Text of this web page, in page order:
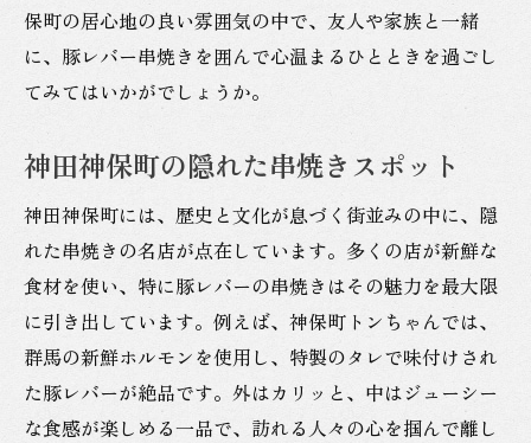
豚レバー串焼きの人気の理由を探る
神保町で楽しむ串焼きの新たな魅力
豚レバーと神保町のグルメ体験
豚レバー串焼きの美味しさを神田神保町で知る
神保町で体験する豚レバー串焼きの真髄
串焼きの極上の味わいを神田で
豚レバー串焼きの魅力を神保町で発見
神保町で出会う絶品の串焼き
豚レバーの美味しさを串焼きで楽しむ
神田神保町で味わう豚レバーの新たな発見
保町の居心地の良い雰囲気の中で、友人や家族と一緒
に、豚レバー串焼きを囲んで心温まるひとときを過ごし
てみてはいかがでしょうか。
神田神保町の隠れた串焼きスポット
神田神保町には、歴史と文化が息づく街並みの中に、隠
れた串焼きの名店が点在しています。多くの店が新鮮な
食材を使い、特に豚レバーの串焼きはその魅力を最大限
に引き出しています。例えば、神保町トンちゃんでは、
群馬の新鮮ホルモンを使用し、特製のタレで味付けされ
た豚レバーが絶品です。外はカリッと、中はジューシー
な食感が楽しめる一品で、訪れる人々の心を掴んで離し